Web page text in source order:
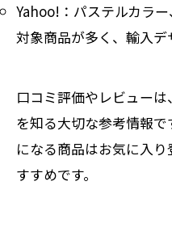
Yahoo!：パステルカラ
対象商品が多く、輸入デ
口コミ評価やレビュー
を知る大切な参考情報
になる商品はお気に入
すすめです。